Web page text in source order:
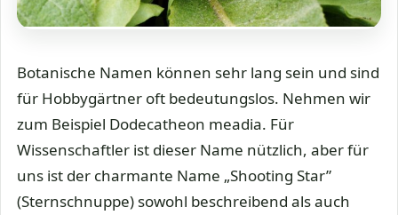
Botanische Namen können sehr lang sein und sind
für Hobbygärtner oft bedeutungslos. Nehmen wir
zum Beispiel Dodecatheon meadia. Für
Wissenschaftler ist dieser Name nützlich, aber für
uns ist der charmante Name „Shooting Star”
(Sternschnuppe) sowohl beschreibend als auch